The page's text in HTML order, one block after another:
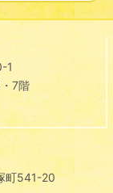
1
7階
町541-20